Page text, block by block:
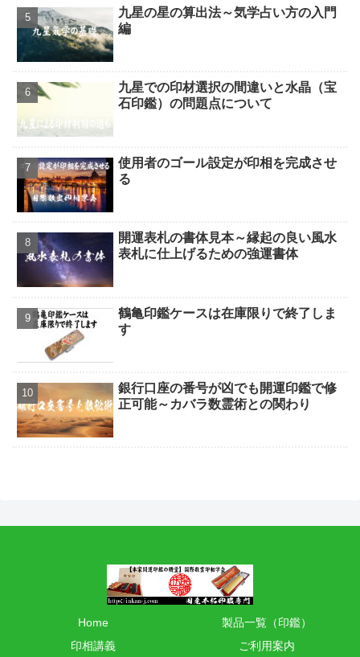
九星の星の算出法～気学占い方の入門
編
九星での印材選択の間違いと水晶（宝
石印鑑）の問題点について
使用者のゴール設定が印相を完成させ
る
開運表札の書体見本～縁起の良い風水
表札に仕上げるための強運書体
鶴亀印鑑ケースは在庫限りで終了しま
す
銀行口座の番号が凶でも開運印鑑で修
正可能～カバラ数霊術との関わり
Home
製品一覧（印鑑）
印相講義
ご利用案内